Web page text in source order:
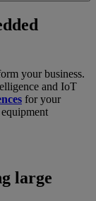
your business.
and IoT
for your
large